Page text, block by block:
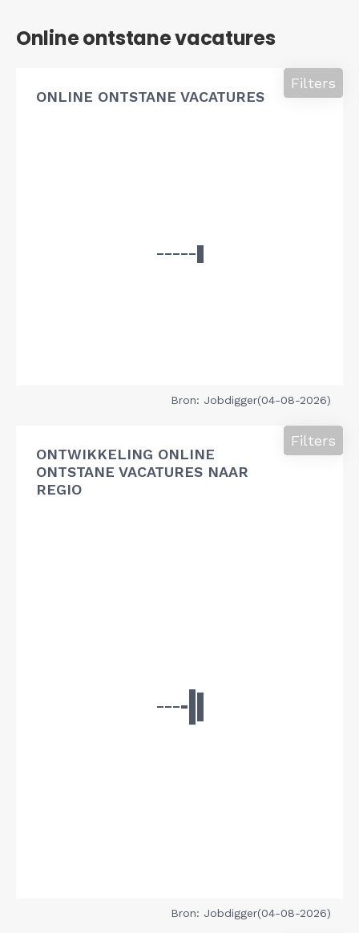
Online ontstane vacatures
ONLINE ONTSTANE VACATURES
Filters
Bron: Jobdigger(04-08-2026)
ONTWIKKELING ONLINE
ONTSTANE VACATURES NAAR
REGIO
Filters
Bron: Jobdigger(04-08-2026)